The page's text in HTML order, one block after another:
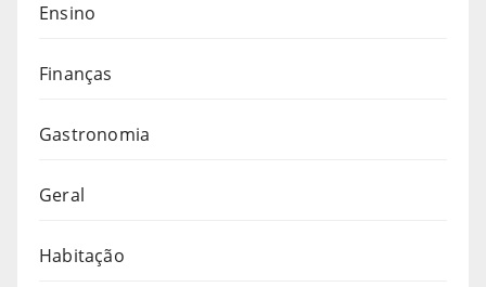
Ensino
Finanças
Gastronomia
Geral
Habitação